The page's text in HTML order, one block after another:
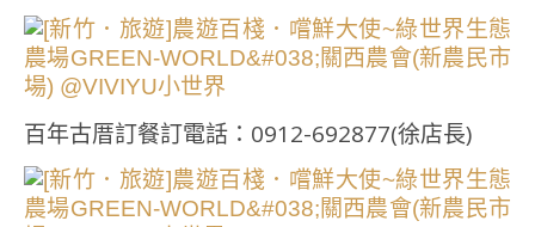
百年古厝訂餐訂電話：0912-692877(徐店長)